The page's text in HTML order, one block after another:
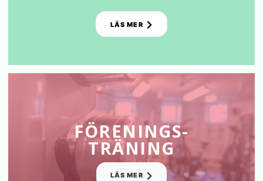
LÄS MER
FÖRENINGS-
TRÄNING
LÄS MER